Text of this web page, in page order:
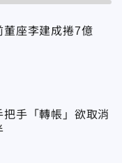
董座李建成捲7億
手「轉帳」欲取消